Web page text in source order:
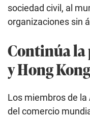
sociedad civil, al
organizaciones sin
Continúa la
y Hong Kong
Los miembros de la
del comercio